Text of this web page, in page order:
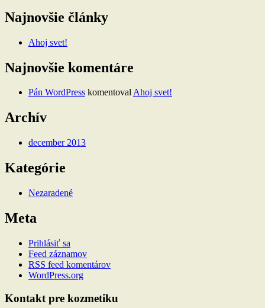
Najnovšie články
Ahoj svet!
Najnovšie komentáre
Pán WordPress komentovalAhoj svet!
Archív
december 2013
Kategórie
Nezaradené
Meta
Prihlásiť sa
Feed záznamov
RSS feed komentárov
WordPress.org
Kontakt pre kozmetiku